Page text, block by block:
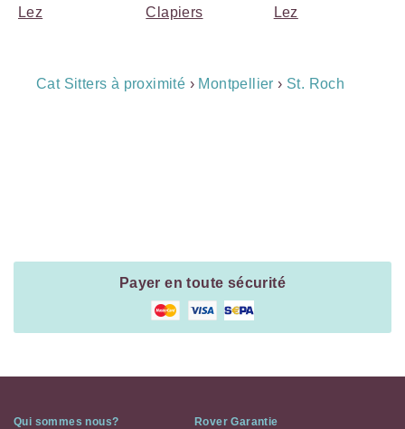
Lez
Clapiers
Lez
Breadcrumb
Cat Sitters à proximité › Montpellier › St. Roch
Payer en toute sécurité
Qui sommes nous? Rover Garantie